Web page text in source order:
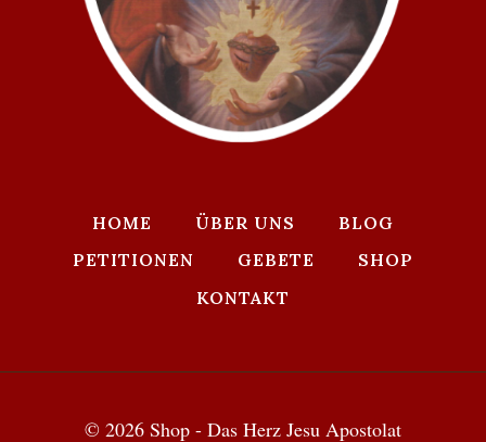
HOME ÜBER UNS
BLOG
PETITIONEN
GEBETE
SHOP
KONTAKT
© 2026 Shop - Das Herz Jesu Apostolat